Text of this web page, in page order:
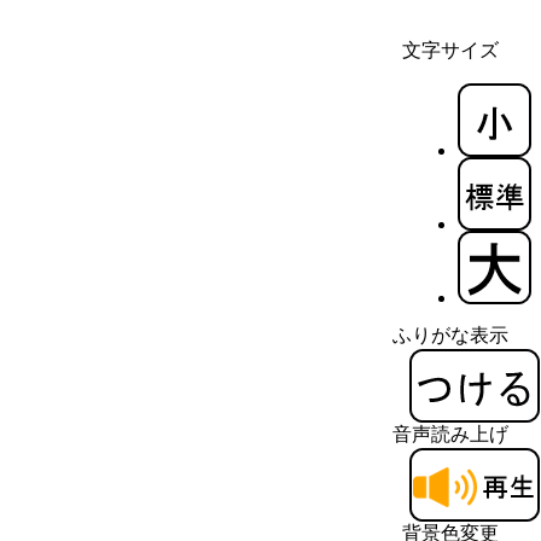
文字サイズ
ふりがな表示
音声読み上げ
背景色変更